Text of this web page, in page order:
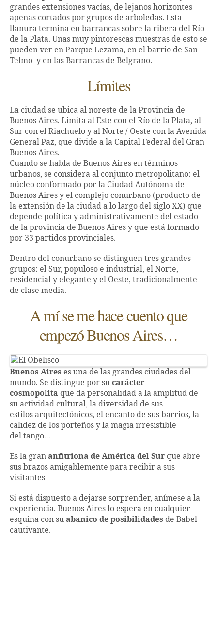
grandes extensiones vacías, de lejanos horizontes
apenas cortados por grupos de arboledas. Esta
llanura termina en barrancas sobre la ribera del Río
de la Plata. Unas muy pintorescas muestras de esto se
pueden ver en Parque Lezama, en el barrio de San
Telmo y en las Barrancas de Belgrano.
Límites
La ciudad se ubica al noreste de la Provincia de
Buenos Aires. Limita al Este con el Río de la Plata, al
Sur con el Riachuelo y al Norte / Oeste con la Avenida
General Paz, que divide a la Capital Federal del Gran
Buenos Aires.
Cuando se habla de Buenos Aires en términos
urbanos, se considera al conjunto metropolitano: el
núcleo conformado por la Ciudad Autónoma de
Buenos Aires y el complejo conurbano (producto de
la extensión de la ciudad a lo largo del siglo XX) que
depende política y administrativamente del estado
de la provincia de Buenos Aires y que está formado
por 33 partidos provinciales.
Dentro del conurbano se distinguen tres grandes
grupos: el Sur, populoso e industrial, el Norte,
residencial y elegante y el Oeste, tradicionalmente
de clase media.
A mí se me hace cuento que
empezó Buenos Aires…
Buenos Aires es una de las grandes ciudades del
mundo. Se distingue por su carácter
cosmopolita que da personalidad a la amplitud de
su actividad cultural, la diversidad de sus
estilos arquitectónicos, el encanto de sus barrios, la
calidez de los porteños y la magia irresistible
del tango…
Es la gran anfitriona de América del Sur que abre
sus brazos amigablemente para recibir a sus
visitantes.
Si está dispuesto a dejarse sorprender, anímese a la
experiencia. Buenos Aires lo espera en cualquier
esquina con su abanico de posibilidades de Babel
cautivante.